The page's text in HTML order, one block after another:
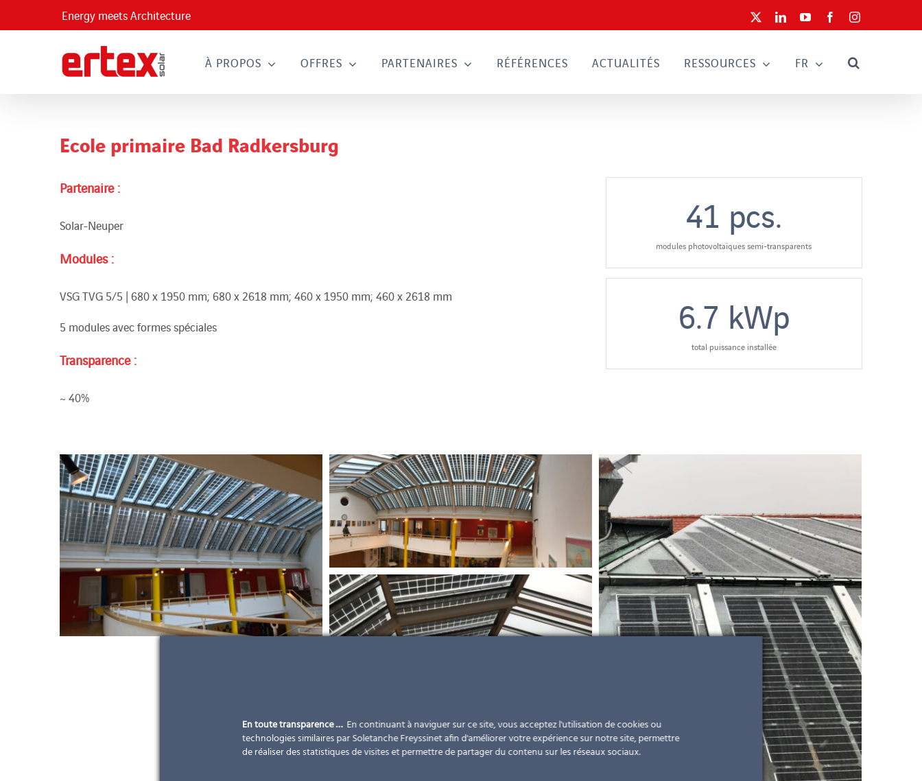
Energy meets Architecture LinkedInYouTubeFacebookInstagram
À PROPOS OFFRES PARTENAIRES RÉFÉRENCES ACTUALITÉS RESSOURCES FR
Ecole primaire Bad Radkersburg
Partenaire :
Solar-Neuper
Modules :
VSG TVG 5/5 | 680 x 1950 mm; 680 x 2618 mm; 460 x 1950 mm; 460 x 2618 mm
5 modules avec formes spéciales
Transparence :
~ 40%
41 pcs.
modules photovoltaïques semi-transparents
6.7 kWp
total puissance installée
En toute transparence … En continuant à naviguer sur ce site, vous acceptez l'utilisation de cookies ou
technologies similaires par Soletanche Freyssinet afin d'améliorer votre expérience sur notre site, permettre
de réaliser des statistiques de visites et permettre de partager du contenu sur les réseaux sociaux.